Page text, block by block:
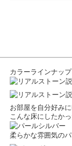
カラーラインナッ
お部屋を自分好み
こんな床にしたか
柔らかな雰囲気の